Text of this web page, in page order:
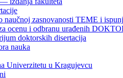
naučnoj zasnovanosti TEME i
ocenu i odbranu urađenih
doktorskih disertacija
nauka
Univerzitetu u Kragujevcu